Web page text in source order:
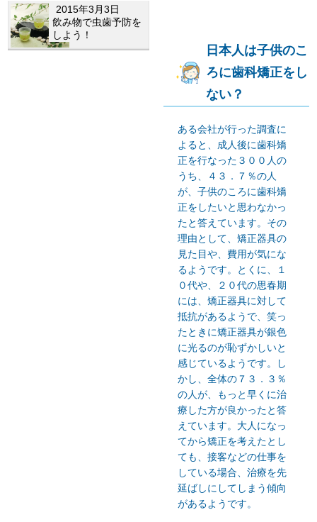
2015年3月3日
飲み物で虫歯予防を
しよう！
日本人は子供のこ
ろに歯科矯正をし
ない？
ある会社が行った調査に
よると、成人後に歯科矯
正を行なった３００人の
うち、４３．７％の人
が、子供のころに歯科矯
正をしたいと思わなかっ
たと答えています。その
理由として、矯正器具の
見た目や、費用が気にな
るようです。とくに、１
０代や、２０代の思春期
には、矯正器具に対して
抵抗があるようで、笑っ
たときに矯正器具が銀色
に光るのが恥ずかしいと
感じているようです。し
かし、全体の７３．３％
の人が、もっと早くに治
療した方が良かったと答
えています。大人になっ
てから矯正を考えたとし
ても、接客などの仕事を
している場合、治療を先
延ばしにしてしまう傾向
があるようです。